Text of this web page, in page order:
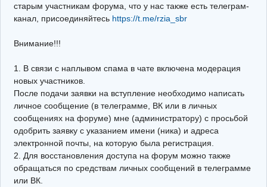
Архив
Почта
Поиск релейщика
Видео РЗиА
Фотохостинг
Телеграм
старым участникам форума, что у нас также есть телеграм-
канал, присоединяйтесь https://t.me/rzia_sbr
Внимание!!!
1. В связи с наплывом спама в чате включена модерация
новых участников.
После подачи заявки на вступление необходимо написать
личное сообщение (в телеграмме, ВК или в личных
сообщениях на форуме) мне (администратору) с просьбой
одобрить заявку с указанием имени (ника) и адреса
электронной почты, на которую была регистрация.
2. Для восстановления доступа на форум можно также
обращаться по средствам личных сообщений в телеграмме
или ВК.